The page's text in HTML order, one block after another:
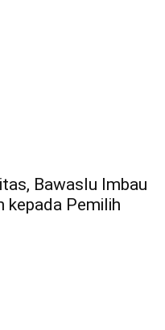
Bawaslu Imbau
kepada Pemilih